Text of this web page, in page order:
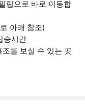
립으로 바로 이동합
아래 참조)
승시간
를 보실 수 있는 곳